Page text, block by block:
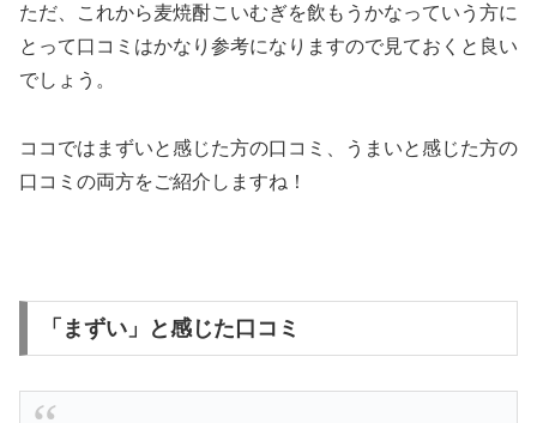
ただ、これから麦焼酎こいむぎを飲もうかなっていう方に
とって口コミはかなり参考になりますので見ておくと良い
でしょう。
ココではまずいと感じた方の口コミ、うまいと感じた方の
口コミの両方をご紹介しますね！
「まずい」と感じた口コミ